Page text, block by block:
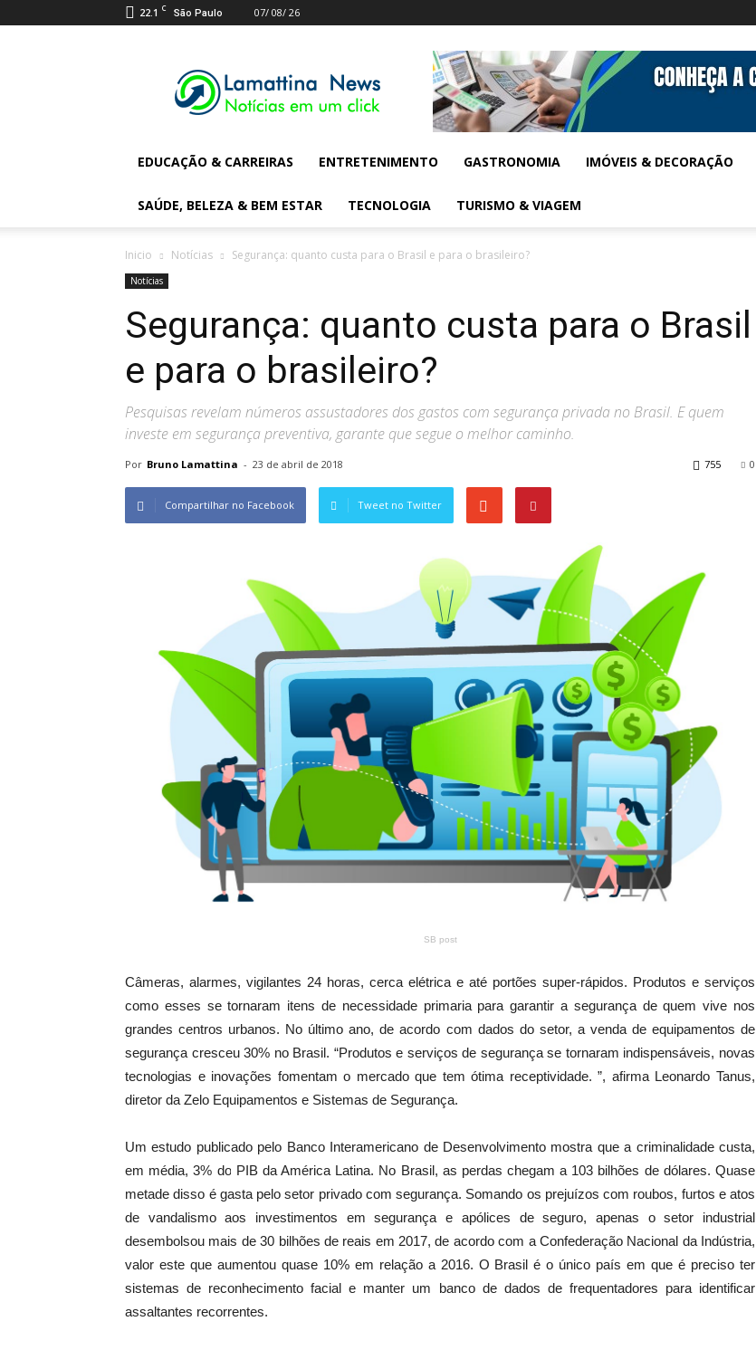
22.1 C São Paulo 07/ 08/ 26
Digital
News
EDUCAÇÃO & CARREIRAS ENTRETENIMENTO GASTRONOMIA IMÓVEIS & DECORAÇÃO
SAÚDE, BELEZA & BEM ESTAR TECNOLOGIA TURISMO & VIAGEM
Inicio Notícias Segurança: quanto custa para o Brasil e para o brasileiro?
Notícias
Segurança: quanto custa para o Brasil
e para o brasileiro?
Pesquisas revelam números assustadores dos gastos com segurança privada no Brasil. E quem
investe em segurança preventiva, garante que segue o melhor caminho.
Por Bruno Lamattina - 23 de abril de 2018 0
755
Compartilhar no Facebook Tweet no Twitter
SB post
Câmeras, alarmes, vigilantes 24 horas, cerca elétrica e até portões super-rápidos. Produtos e serviços
como esses se tornaram itens de necessidade primaria para garantir a segurança de quem vive nos
grandes centros urbanos. No último ano, de acordo com dados do setor, a venda de equipamentos de
segurança cresceu 30% no Brasil. “Produtos e serviços de segurança se tornaram indispensáveis, novas
tecnologias e inovações fomentam o mercado que tem ótima receptividade. ”, afirma Leonardo Tanus,
diretor da Zelo Equipamentos e Sistemas de Segurança.
Um estudo publicado pelo Banco Interamericano de Desenvolvimento mostra que a criminalidade custa,
em média, 3% do PIB da América Latina. No Brasil, as perdas chegam a 103 bilhões de dólares. Quase
metade disso é gasta pelo setor privado com segurança. Somando os prejuízos com roubos, furtos e atos
de vandalismo aos investimentos em segurança e apólices de seguro, apenas o setor industrial
desembolsou mais de 30 bilhões de reais em 2017, de acordo com a Confederação Nacional da Indústria,
valor este que aumentou quase 10% em relação a 2016. O Brasil é o único país em que é preciso ter
sistemas de reconhecimento facial e manter um banco de dados de frequentadores para identificar
assaltantes recorrentes.